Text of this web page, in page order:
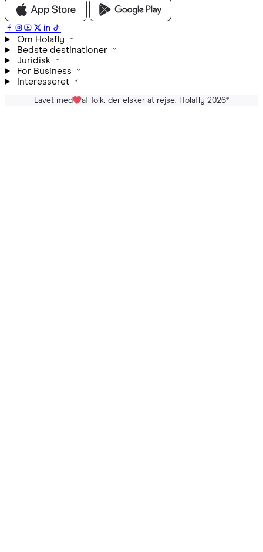
Om Holafly
Bedste destinationer
Juridisk
For Business
Interesseret
Lavet med af folk, der elsker at rejse. Holafly 2026®